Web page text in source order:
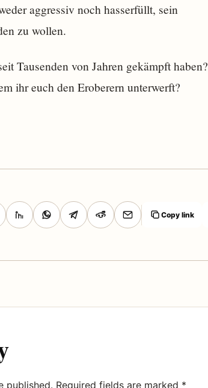
aggressiv noch hasserfüllt, sein
zu wollen.
Tausenden von Jahren gekämpft haben?
ihr euch den Eroberern unterwerft?
Copy link
published. Required fields are marked *